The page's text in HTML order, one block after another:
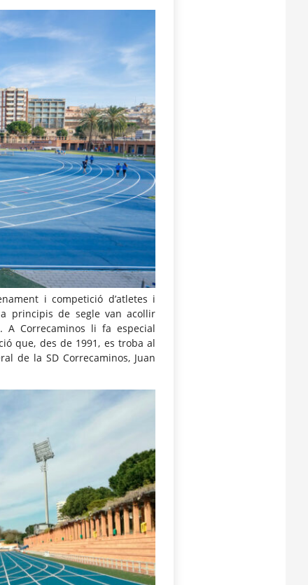
i competició d’atletes i
principis de segle van acollir
A Correcaminos li fa especial
que, des de 1991, es troba al
de la SD Correcaminos, Juan